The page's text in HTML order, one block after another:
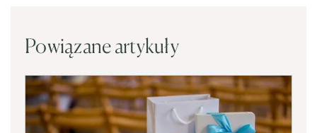
Powiązane artykuły